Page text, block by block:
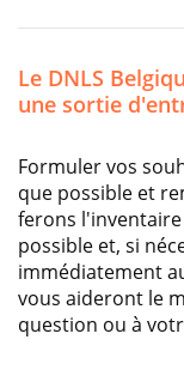
Le DNLS
une sortie
Formuler vos
que possible et
ferons
possible et, si
immédiatement
vous aideront le
question ou à